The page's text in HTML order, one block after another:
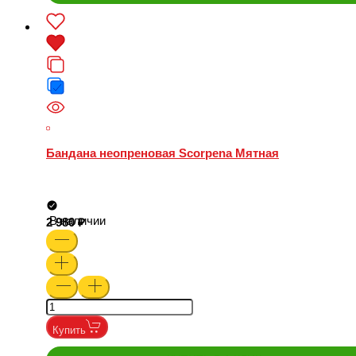
Бандана неопреновая Scorpena Мятная
В наличии
2 980
Купить